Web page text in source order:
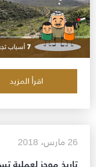
اقرأ المزيد
26 مارس، 2018